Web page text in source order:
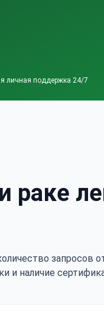
личная поддержка 24/7
раке
запросов
и наличие